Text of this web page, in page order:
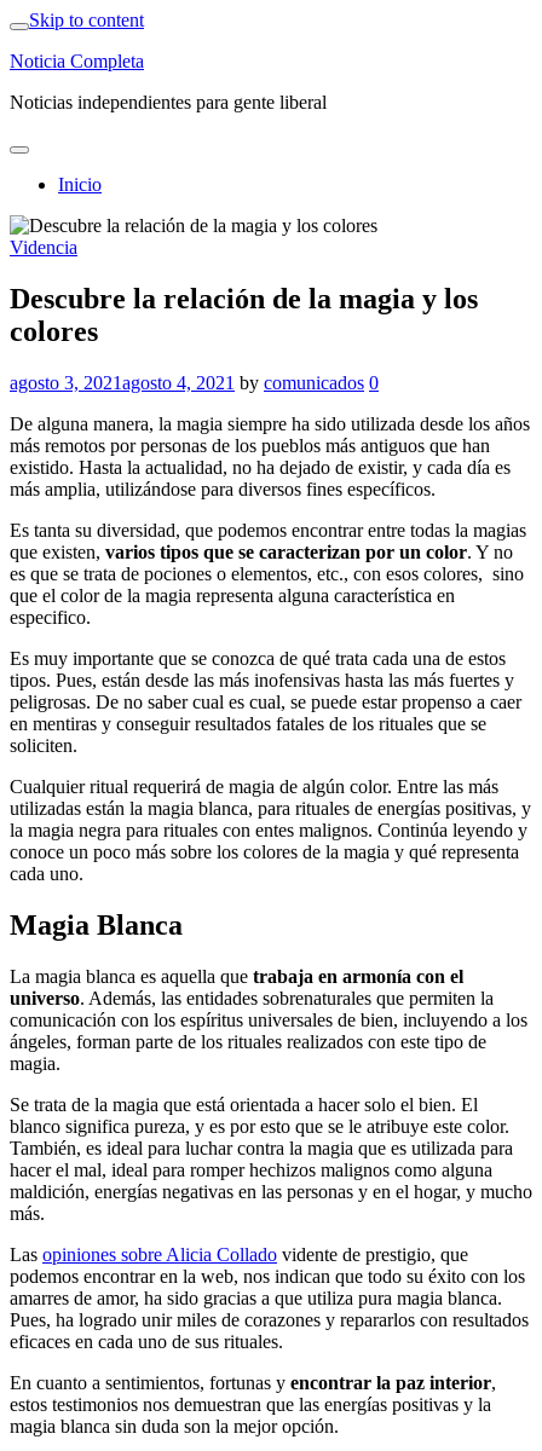
Skip to content
Noticia Completa
Noticias independientes para gente liberal
Inicio
Videncia
Descubre la relación de la magia y los
colores
agosto 3, 2021agosto 4, 2021 by comunicados 0
De alguna manera, la magia siempre ha sido utilizada desde los años
más remotos por personas de los pueblos más antiguos que han
existido. Hasta la actualidad, no ha dejado de existir, y cada día es
más amplia, utilizándose para diversos fines específicos.
Es tanta su diversidad, que podemos encontrar entre todas la magias
que existen, varios tipos que se caracterizan por un color. Y no
es que se trata de pociones o elementos, etc., con esos colores, sino
que el color de la magia representa alguna característica en
especifico.
Es muy importante que se conozca de qué trata cada una de estos
tipos. Pues, están desde las más inofensivas hasta las más fuertes y
peligrosas. De no saber cual es cual, se puede estar propenso a caer
en mentiras y conseguir resultados fatales de los rituales que se
soliciten.
Cualquier ritual requerirá de magia de algún color. Entre las más
utilizadas están la magia blanca, para rituales de energías positivas, y
la magia negra para rituales con entes malignos. Continúa leyendo y
conoce un poco más sobre los colores de la magia y qué representa
cada uno.
Magia Blanca
La magia blanca es aquella que trabaja en armonía con el
universo. Además, las entidades sobrenaturales que permiten la
comunicación con los espíritus universales de bien, incluyendo a los
ángeles, forman parte de los rituales realizados con este tipo de
magia.
Se trata de la magia que está orientada a hacer solo el bien. El
blanco significa pureza, y es por esto que se le atribuye este color.
También, es ideal para luchar contra la magia que es utilizada para
hacer el mal, ideal para romper hechizos malignos como alguna
maldición, energías negativas en las personas y en el hogar, y mucho
más.
Las opiniones sobre Alicia Collado vidente de prestigio, que
podemos encontrar en la web, nos indican que todo su éxito con los
amarres de amor, ha sido gracias a que utiliza pura magia blanca.
Pues, ha logrado unir miles de corazones y repararlos con resultados
eficaces en cada uno de sus rituales.
En cuanto a sentimientos, fortunas y encontrar la paz interior,
estos testimonios nos demuestran que las energías positivas y la
magia blanca sin duda son la mejor opción.